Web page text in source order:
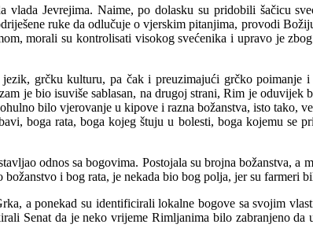
Jevrejima. Naime, po dolasku su pridobili šačicu
ruke da odlučuje o vjerskim pitanjima, provodi
morali su kontrolisati visokog svećenika i upravo je
grčku kulturu, pa čak i preuzimajući grčko
je bio isuviše sablasan, na drugoj strani, Rim je
bilo vjerovanje u kipove i razna božanstva, isto
boga rata, boga kojeg štuju u bolesti, boga kojemu se
odnos sa bogovima. Postojala su brojna božanstva, a
i bog rata, je nekada bio bog polja, jer su farmeri
a ponekad su identificirali lokalne bogove sa svojim
Senat da je neko vrijeme Rimljanima bilo zabranjeno